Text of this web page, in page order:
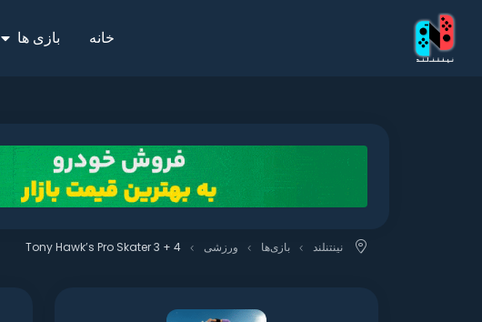
خانه بازی ها
نینتنلند بازی‌ها ورزشی Tony Hawk’s Pro Skater 3 + 4